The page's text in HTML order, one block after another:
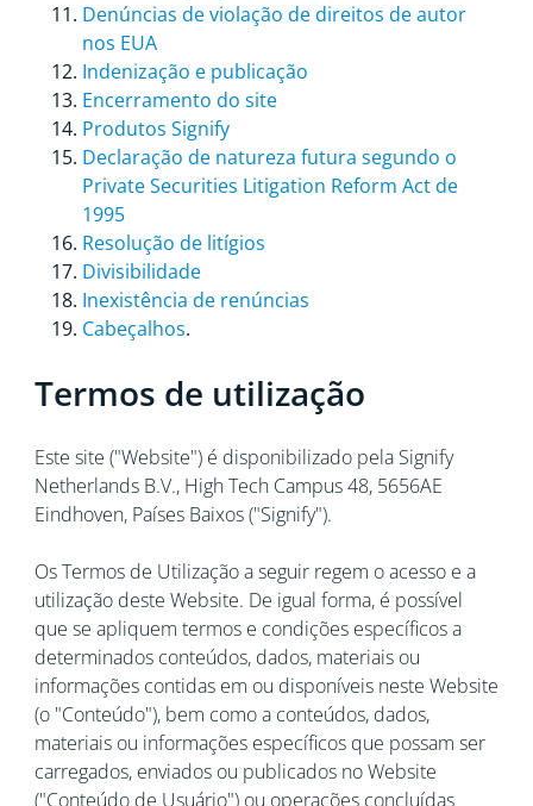
Denúncias de violação de direitos de autor
nos EUA
Indenização e publicação
Encerramento do site
Produtos Signify
Declaração de natureza futura segundo o
Private Securities Litigation Reform Act de
1995
Resolução de litígios
Divisibilidade
Inexistência de renúncias
Cabeçalhos.
Termos de utilização
Este site ("Website") é disponibilizado pela Signify
Netherlands B.V., High Tech Campus 48, 5656AE
Eindhoven, Países Baixos ("Signify").
Os Termos de Utilização a seguir regem o acesso e a
utilização deste Website. De igual forma, é possível
que se apliquem termos e condições específicos a
determinados conteúdos, dados, materiais ou
informações contidas em ou disponíveis neste Website
(o "Conteúdo"), bem como a conteúdos, dados,
materiais ou informações específicos que possam ser
carregados, enviados ou publicados no Website
("Conteúdo de Usuário") ou operações concluídas